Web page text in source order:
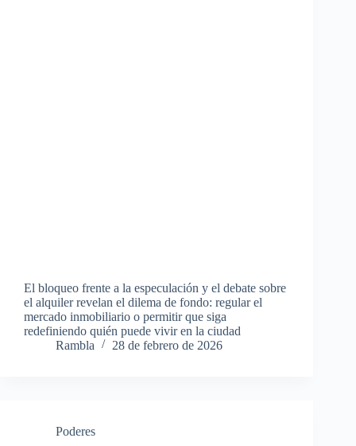
El bloqueo frente a la especulación y el debate sobre
el alquiler revelan el dilema de fondo: regular el
mercado inmobiliario o permitir que siga
redefiniendo quién puede vivir en la ciudad
Rambla
28 de febrero de 2026
Poderes